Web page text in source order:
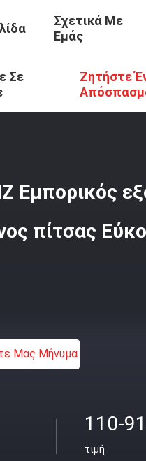
Σχετικά Με
Εμάς
Σε
Ζητήστε
Φούρνος Ψησίματος /
Εμπορικός
πίτσας
Μας Μήνυμα
110-
τιμή